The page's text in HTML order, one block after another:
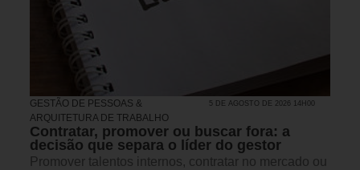
GESTÃO DE PESSOAS &
ARQUITETURA DE TRABALHO
5 DE AGOSTO DE 2026 14H00
Contratar, promover ou buscar fora: a
decisão que separa o líder do gestor
Promover talentos internos, contratar no mercado ou